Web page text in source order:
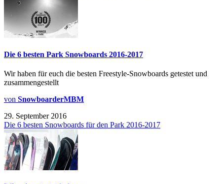
Die 6 besten Park Snowboards 2016-2017
Wir haben für euch die besten Freestyle-Snowboards getestet und
zusammengestellt
von SnowboarderMBM
29. September 2016
Die 6 besten Snowboards für den Park 2016-2017